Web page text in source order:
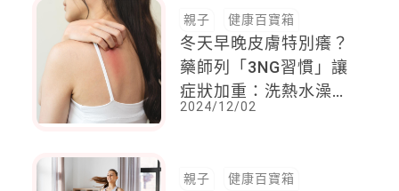
親子 健康百寶箱
冬天早晚皮膚特別癢？
藥師列「3NG習慣」讓
症狀加重：洗熱水澡也
算
2024/12/02
親子 健康百寶箱